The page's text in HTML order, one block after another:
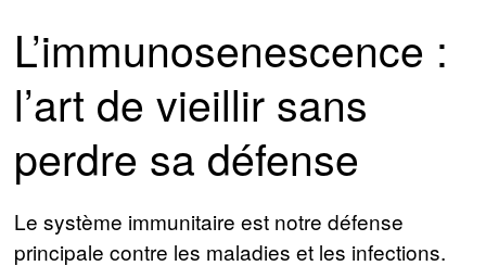
L’immunosenescence :
l’art de vieillir sans
perdre sa défense
Le système immunitaire est notre défense
principale contre les maladies et les infections.